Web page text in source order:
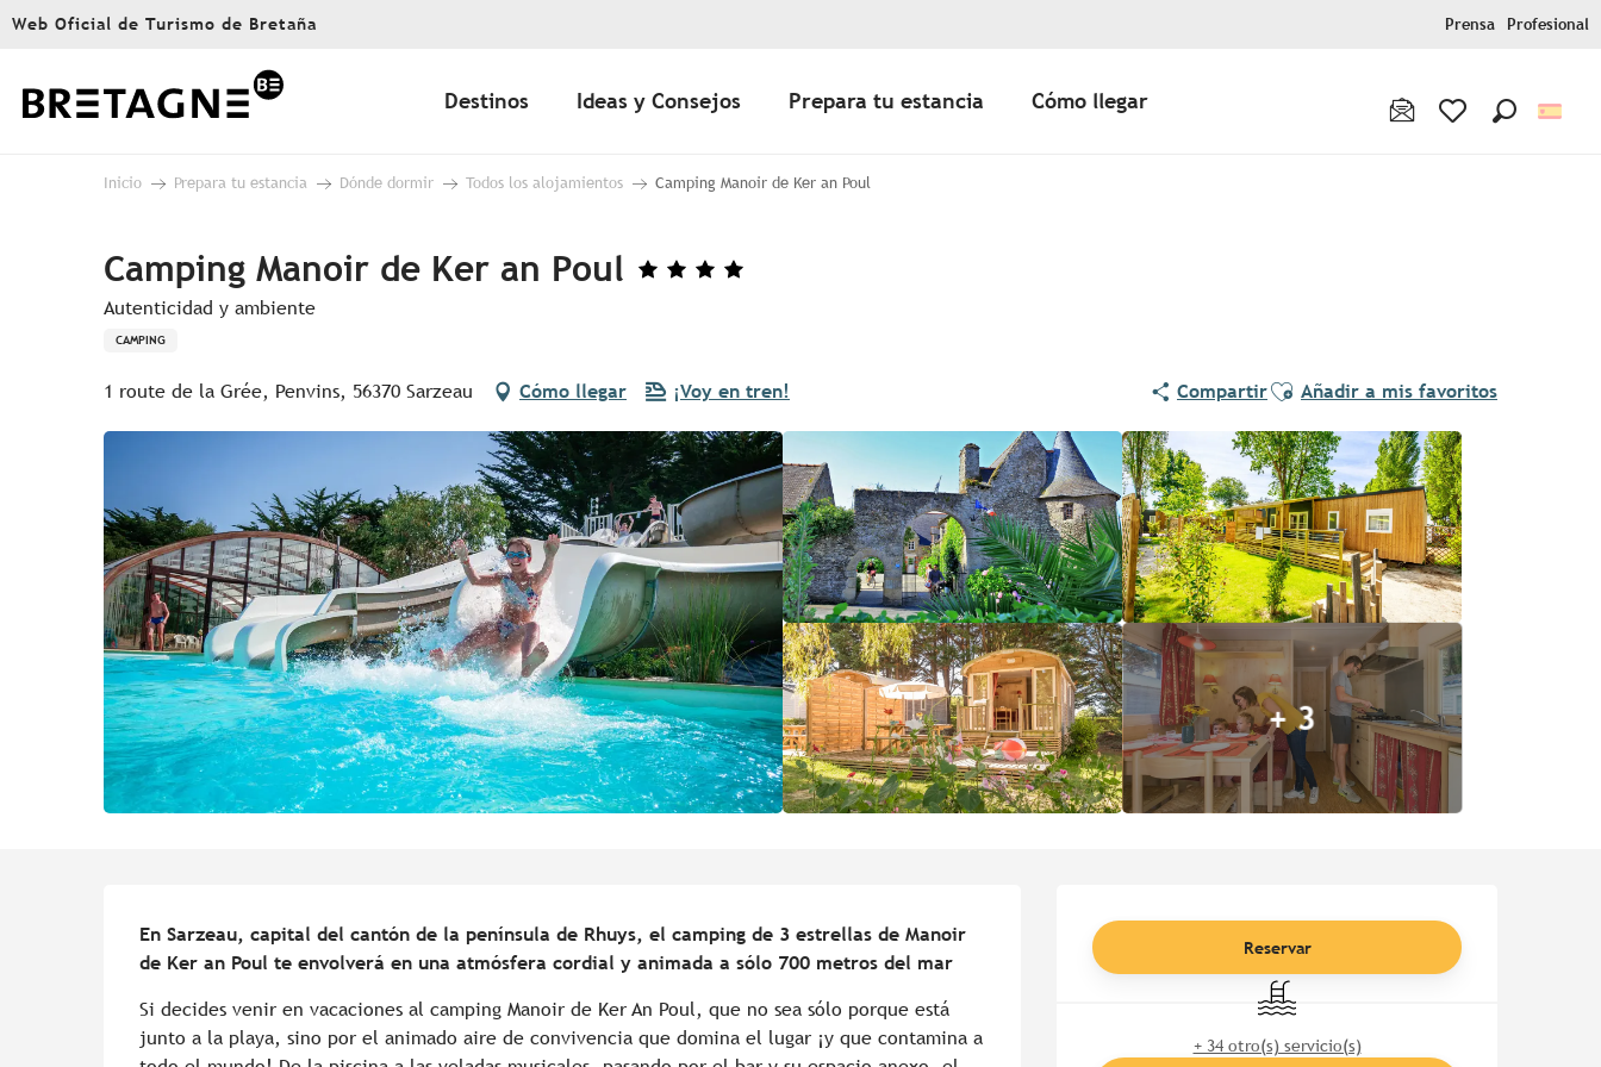
Aller
principal
Web Oficial de Turismo de Bretaña Prensa Profesional
Destinos Ideas y Consejos Prepara tu estancia Cómo llegar
Inicio Prepara tu estancia Dónde dormir Todos los alojamientos Camping Manoir de Ker an Poul
Camping Manoir de Ker an Poul
Autenticidad y ambiente
CAMPING
1 route de la Grée, Penvins, 56370 Sarzeau Cómo llegar ¡Voy en tren! CompartirAjouter aux favoris
Añadir a mis favoritos
+ 3
Horarios y datos de
Reservar
Piscina
+ 34 otro(s) servicio(s)
En Sarzeau, capital del cantón de la península de Rhuys, el camping de 3 estrellas de Manoir
de Ker an Poul te envolverá en una atmósfera cordial y animada a sólo 700 metros del mar
Si decides venir en vacaciones al camping Manoir de Ker An Poul, que no sea sólo porque está
junto a la playa, sino por el animado aire de convivencia que domina el lugar ¡y que contamina a